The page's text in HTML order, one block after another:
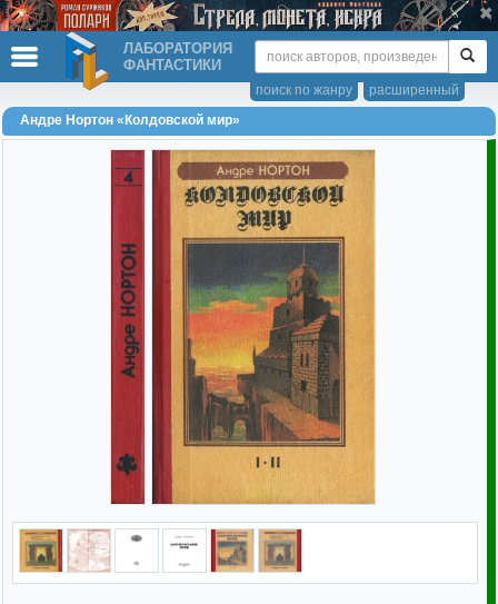
ЛАБОРАТОРИЯ
ФАНТАСТИКИ
расширенный
поиск по жанру
Андре Нортон «Колдовской мир»